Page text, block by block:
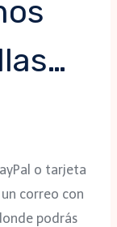
o tarjeta
correo con
podrás